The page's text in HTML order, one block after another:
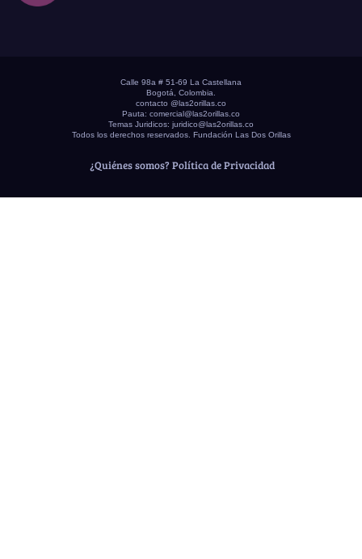
Calle 98a # 51-69 La Castellana
Bogotá, Colombia.
contacto @las2orillas.co
Pauta: comercial@las2orillas.co
Temas Juridicos: juridico@las2orillas.co
Todos los derechos reservados. Fundación Las Dos Orillas
¿Quiénes somos? Política de Privacidad